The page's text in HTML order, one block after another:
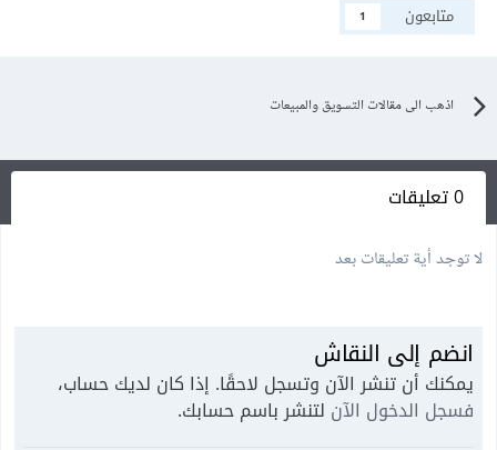
متابعون
1
اذهب الى مقالات التسويق والمبيعات
0 تعليقات
لا توجد أية تعليقات بعد
انضم إلى النقاش
يمكنك أن تنشر الآن وتسجل لاحقًا. إذا كان لديك حساب،
فسجل الدخول الآن لتنشر باسم حسابك.